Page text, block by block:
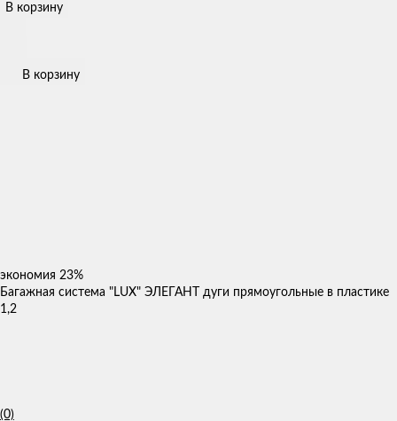
В корзину
В корзину
экономия 23%
Багажная система "LUX" ЭЛЕГАНТ дуги прямоугольные в пластике
1,2
(0)